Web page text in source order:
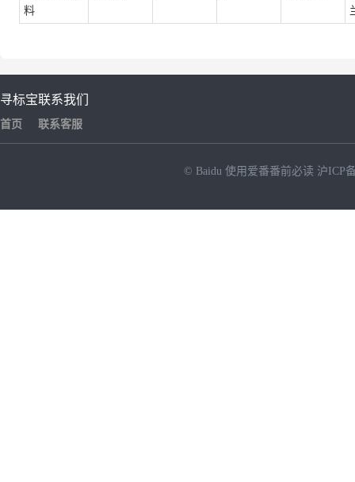
料
寻标宝
首页
联系我们
联系客服
© Baidu 使用爱番番前必读 沪ICP